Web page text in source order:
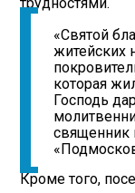
«Святой
житейских
которая
Господь
священник
Кроме того,